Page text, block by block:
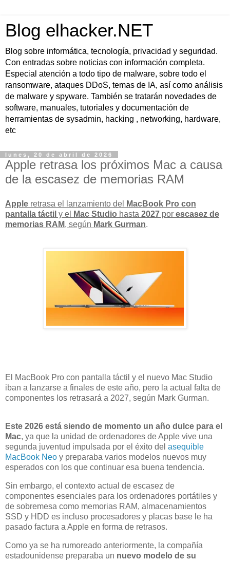
Blog elhacker.NET
Blog sobre informática, tecnología, privacidad y seguridad.
Con entradas sobre noticias con información completa.
Especial atención a todo tipo de malware, sobre todo el
ransomware, ataques DDoS, temas de IA, así como análisis
de malware y spyware. También se tratarán novedades de
software, manuales, tutoriales y documentación de
herramientas de sysadmin, hacking , networking, hardware,
etc
lunes, 20 de abril de 2026
Apple retrasa los próximos Mac a causa
de la escasez de memorias RAM
Apple retrasa el lanzamiento del
MacBook Pro con
pantalla táctil y el Mac Studio hasta 2027 por escasez de
memorias RAM, según Mark Gurman.
El MacBook Pro con pantalla táctil y el nuevo Mac Studio
iban a lanzarse a finales de este año, pero la actual falta de
componentes los retrasará a 2027, según Mark Gurman.
Este 2026 está siendo de momento un año dulce para el
Mac, ya que la unidad de ordenadores de Apple vive una
segunda juventud impulsada por el éxito del asequible
MacBook Neo y preparaba varios modelos nuevos muy
esperados con los que continuar esa buena tendencia.
Sin embargo, el contexto actual de escasez de
componentes esenciales para los ordenadores portátiles y
de sobremesa como memorias RAM, almacenamientos
SSD y HDD es incluso procesadores y placas base le ha
pasado factura a Apple en forma de retrasos.
Como ya se ha rumoreado anteriormente, la compañía
estadounidense preparaba un nuevo modelo de su